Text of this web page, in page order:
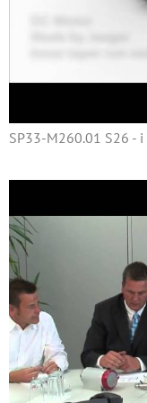
SP33-M260.01 S26 -